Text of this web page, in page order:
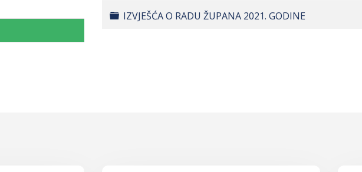
Folder
IZVJEŠĆA O RADU ŽUPANA 2021. GODINE